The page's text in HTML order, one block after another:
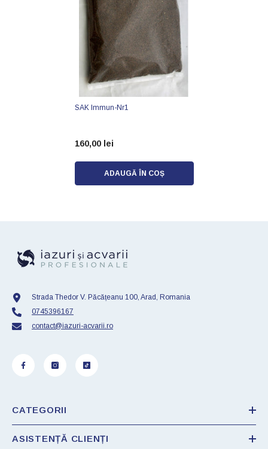
SAK Immun-Nr1
160,00 lei
ADAUGĂ ÎN COȘ
Strada Thedor V. Păcățeanu 100, Arad, Romania
0745396167
contact@iazuri-acvarii.ro
CATEGORII
ASISTENȚĂ CLIENȚI